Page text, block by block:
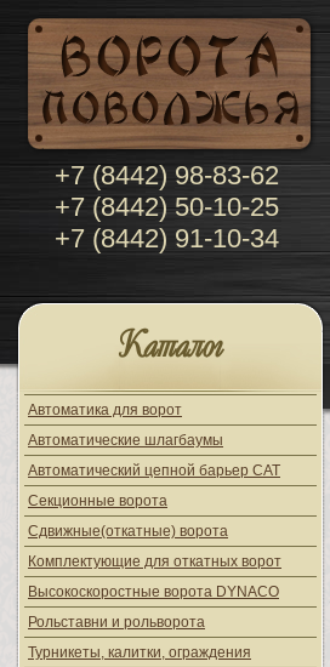
+7 (8442) 98-83-62
+7 (8442) 50-10-25
+7 (8442) 91-10-34
Каталог
Автоматика для ворот
Автоматические шлагбаумы
Автоматический цепной барьер CAT
Секционные ворота
Сдвижные(откатные) ворота
Комплектующие для откатных ворот
Высокоскоростные ворота DYNACO
Рольставни и рольворота
Турникеты, калитки, ограждения